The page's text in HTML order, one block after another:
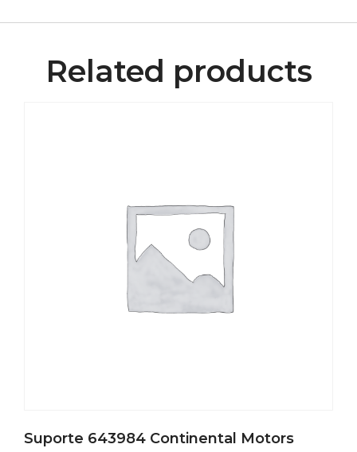
Related products
Suporte 643984 Continental Motors